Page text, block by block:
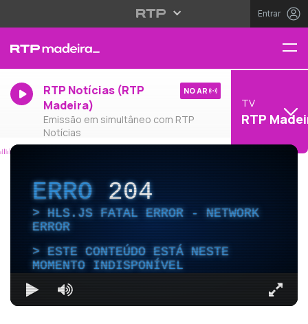
Entrar
RTP Notícias (RTP
Madeira)
Emissão em simultâneo com RTP
Notícias
NO AR
TV
RTP
ERRO204
HLS.JS FATAL ERROR - NETWORK
ERROR
ESTE CONTEÚDO ESTÁ NESTE
MOMENTO INDISPONÍVEL